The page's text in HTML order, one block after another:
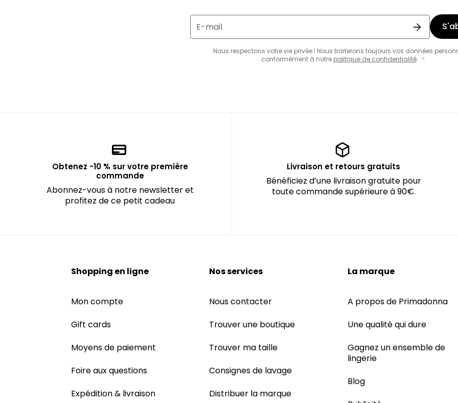
E-mail
Nous respectons votre vie privée ! Nous traiterons toujours vos données
conformément à notre politique de confidentialité.
Obtenez -10 % sur votre première
commande
Abonnez-vous à notre newsletter et
profitez de ce petit cadeau
Livraison et retours gratuits
Bénéficiez d’une livraison gratuite pour
toute commande supérieure à 90€.
Shopping en ligne
Mon compte
Gift cards
Moyens de paiement
Foire aux questions
Expédition & livraison
Nos services
Nous contacter
Trouver une boutique
Trouver ma taille
Consignes de lavage
Distribuer la marque
La marque
A propos de Primadonna
Une qualité qui dure
Gagnez un ensemble de
lingerie
Blog